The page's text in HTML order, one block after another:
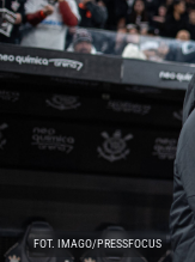
FOT. IMAGO/PRESSFOCUS